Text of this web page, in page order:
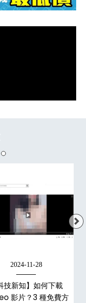
2024-11-28
技新知】如何下載
影片？3 種免費方